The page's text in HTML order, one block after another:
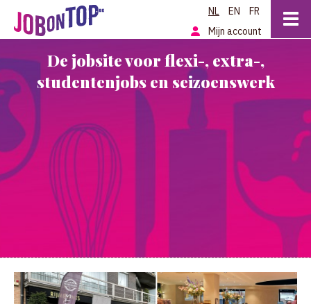
NL EN
FR
Mijn account
De jobsite voor flexi-, extra-,
studentenjobs en seizoenswerk